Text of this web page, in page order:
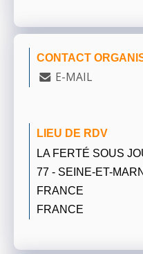
CONTACT
E-MAIL
LIEU DE RDV
LA FERTÉ SOUS
77 - SEINE-ET-
FRANCE
FRANCE